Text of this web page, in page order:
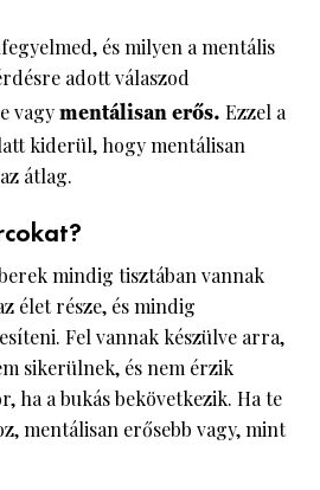
és milyen a mentális
adott válaszod
vagymentálisan erős. Ezzel a
kiderül, hogy mentálisan
átlag.
mindig tisztában vannak
élet része, és mindig
Fel vannak készülve arra,
sikerülnek, és nem érzik
ha a bukás bekövetkezik. Ha te
mentálisan erősebb vagy, mint